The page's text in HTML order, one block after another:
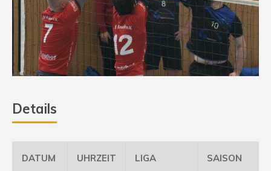
Details
DATUM UHRZEIT LIGA SAISON